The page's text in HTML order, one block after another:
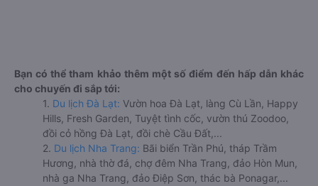
Bạn có thể tham khảo thêm một số điểm đến hấp dẫn khác
cho chuyến đi sắp tới:
1. Du lịch Đà Lạt: Vườn hoa Đà Lạt, làng Cù Lần, Happy
Hills, Fresh Garden, Tuyệt tình cốc, vườn thú Zoodoo,
đồi cỏ hồng Đà Lạt, đồi chè Cầu Đất,...
2. Du lịch Nha Trang: Bãi biển Trần Phú, tháp Trầm
Hương, nhà thờ đá, chợ đêm Nha Trang, đảo Hòn Mun,
nhà ga Nha Trang, đảo Điệp Sơn, thác bà Ponagar,...